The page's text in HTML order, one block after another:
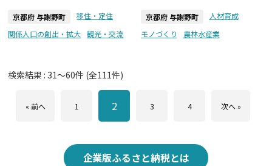
京都府 与謝野町
移住・定住
関係人口の創出・拡大
観光・交流
京都府 与謝野町
人材育成
モノづくり
農林水産業
検索結果 : 31～60件 (全111件)
« 前へ 1 2 3 4 次へ »
企業版ふるさと納税とは